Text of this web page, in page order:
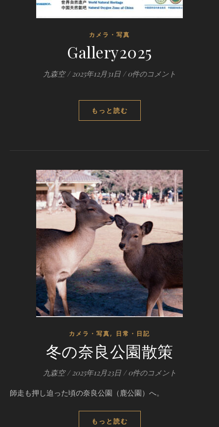
カメラ・写真
Gallery2025
九森空 / 2025年12月31日 / 0件のコメント
もっと読む
カメラ・写真, 日常・日記
冬の奈良公園散策
九森空 / 2025年12月23日 / 0件のコメント
師走も押し迫った頃の奈良公園（鹿公園）へ。
もっと読む